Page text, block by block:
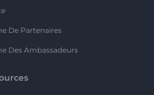
De Partenaires
Des Ambassadeurs